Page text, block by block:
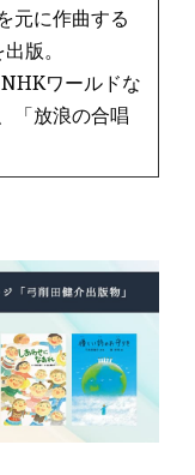
元に作曲する
版。
ワールドな
「放浪の合唱